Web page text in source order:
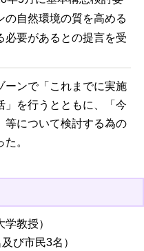
の自然環境の質を高める
必要があるとの提言を受
ーンで「これまでに実施
」を行うとともに、「今
等について検討する為の
。
教授）
び市民3名）